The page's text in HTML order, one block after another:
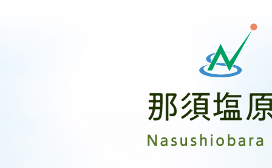
原
市